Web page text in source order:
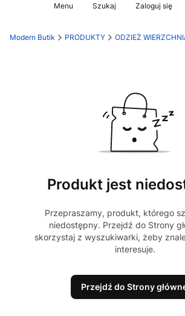
Menu Szukaj Zaloguj się
Modern Butik PRODUKTY ODZIEŻ
Produkt jest
Przepraszamy, produkt, którego
niedostępny. Przejdź do Strony
skorzystaj z wyszukiwarki, żeby
interesuje.
Przejdź do Strony